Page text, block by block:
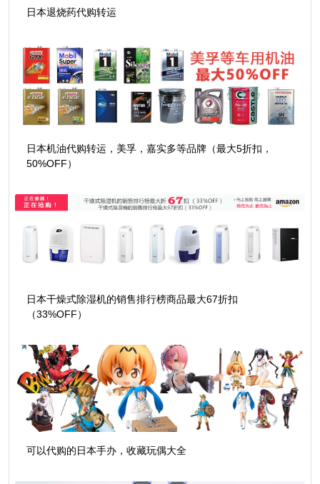
日本退烧药代购转运
日本机油代购转运，美孚，嘉实多等品牌（最大5折扣，
50%OFF）
日本干燥式除湿机的销售排行榜商品最大67折扣
（33%OFF）
可以代购的日本手办，收藏玩偶大全